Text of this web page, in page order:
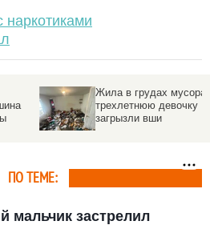
наркотиками
«Замена» медполиса
лишила жительницу
Барнаула всех
ПО ТЕМЕ:
мальчик застрелил